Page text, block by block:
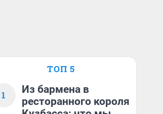
ТОП 5
1
Из бармена в
ресторанного короля